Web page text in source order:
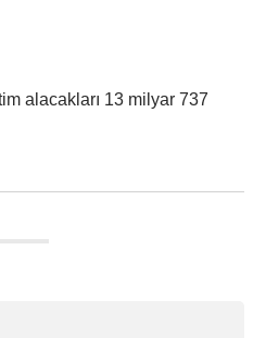
alacakları 13 milyar 737